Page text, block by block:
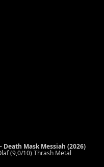
Death Mask Messiah (2026)
(9,0/10) Thrash Metal